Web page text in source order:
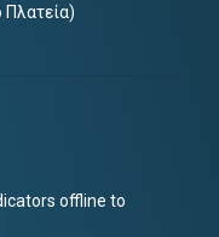
offline to